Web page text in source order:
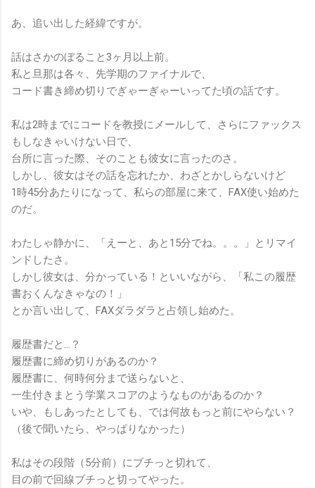
あ、追い出した経緯ですが。
話はさかのぼること3ヶ月以上前。
私と旦那は各々、先学期のファイナルで、
コード書き締め切りでぎゃーぎゃーいってた頃の話です。
私は2時までにコードを教授にメールして、さらにファックス
もしなきゃいけない日で、
台所に言った際、そのことも彼女に言ったのさ。
しかし、彼女はその話を忘れたか、わざとかしらないけど
1時45分あたりになって、私らの部屋に来て、FAX使い始めた
のだ。
わたしゃ静かに、「えーと、あと15分でね。。。」とリマイ
ンドしたさ。
しかし彼女は、分かっている！といいながら、「私この履歴
書おくんなきゃなの！」
とか言い出して、FAXダラダラと占領し始めた。
履歴書だと…？
履歴書に締め切りがあるのか？
履歴書に、何時何分まで送らないと、
一生付きまとう学業スコアのようなものがあるのか？
いや、もしあったとしても、では何故もっと前にやらない？
（後で聞いたら、やっぱりなかった）
私はその段階（5分前）にブチっと切れて、
目の前で回線ブチっと切ってやった。